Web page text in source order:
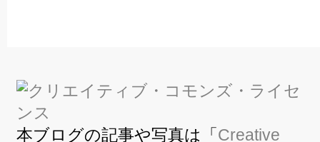
本ブログの記事や写真は「Creative